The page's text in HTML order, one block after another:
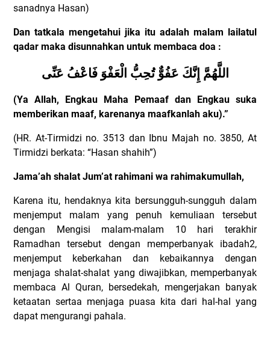
sanadnya Hasan)
Dan tatkala mengetahui jika itu adalah malam lailatul
qadar maka disunnahkan untuk membaca doa :
اللَّهُمَّ إِنَّكَ عَفُوٌّ تُحِبُّ الْعَفْوَ فَاعْفُ عَنِّى
(Ya Allah, Engkau Maha Pemaaf dan Engkau suka
memberikan maaf, karenanya maafkanlah aku).”
(HR. At-Tirmidzi no. 3513 dan Ibnu Majah no. 3850, At
Tirmidzi berkata: “Hasan shahih”)
Jama’ah shalat Jum’at rahimani wa rahimakumullah,
Karena itu, hendaknya kita bersungguh-sungguh dalam
menjemput malam yang penuh kemuliaan tersebut
dengan Mengisi malam-malam 10 hari terakhir
Ramadhan tersebut dengan memperbanyak ibadah2,
menjemput keberkahan dan kebaikannya dengan
menjaga shalat-shalat yang diwajibkan, memperbanyak
membaca Al Quran, bersedekah, mengerjakan banyak
ketaatan sertaa menjaga puasa kita dari hal-hal yang
dapat mengurangi pahala.